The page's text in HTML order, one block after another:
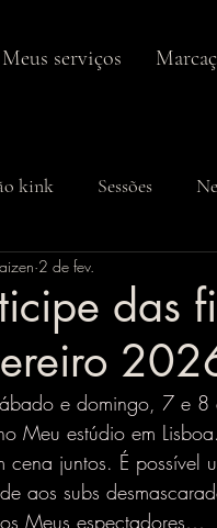
Meus serviços
kink Sessões
das
2 de fev.
e domingo, 7 e 8
Meu estúdio em
cena juntos. É possível
aos subs
Meus espectadores…